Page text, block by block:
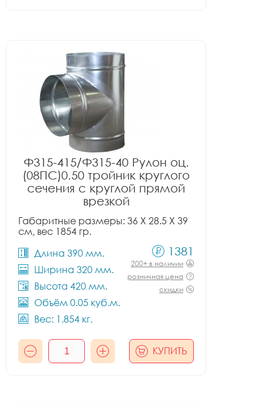
Ф315-415/Ф315-40 Рулон оц.
(08ПС)0.50 тройник круглого
сечения с круглой прямой
врезкой
Габаритные размеры: 36 X 28.5 X 39
см, вес 1854 гр.
Длина 390 мм.
Ширина 320 мм.
Высота 420 мм.
Объём 0.05 куб.м.
Вес: 1.854 кг.
1381
200+ в наличии
розничная цена
скидки
КУПИТЬ